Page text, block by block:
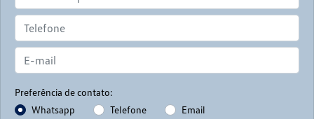
Preferência de contato:
Whatsapp
Telefone Email